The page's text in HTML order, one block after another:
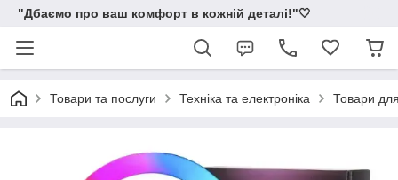
"Дбаємо про ваш комфорт в кожній деталі!"🤍
Товари та послуги Техніка та електроніка Товари